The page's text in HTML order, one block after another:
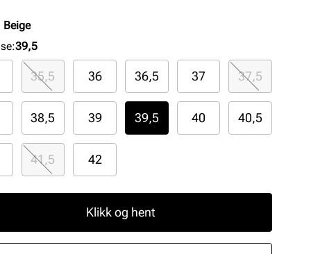
Beige
:39,5
35,5 36 36,5 37 37,5
38,5 39 39,5 40 40,5
41,5 42
Klikk og hent